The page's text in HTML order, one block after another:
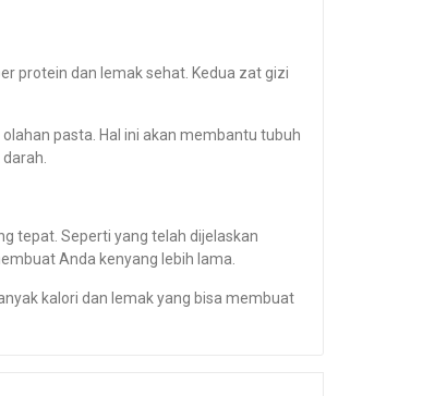
protein dan lemak sehat. Kedua zat gizi
pasta. Hal ini akan membantu tubuh
tepat. Seperti yang telah dijelaskan
Anda kenyang lebih lama.
kalori dan lemak yang bisa membuat